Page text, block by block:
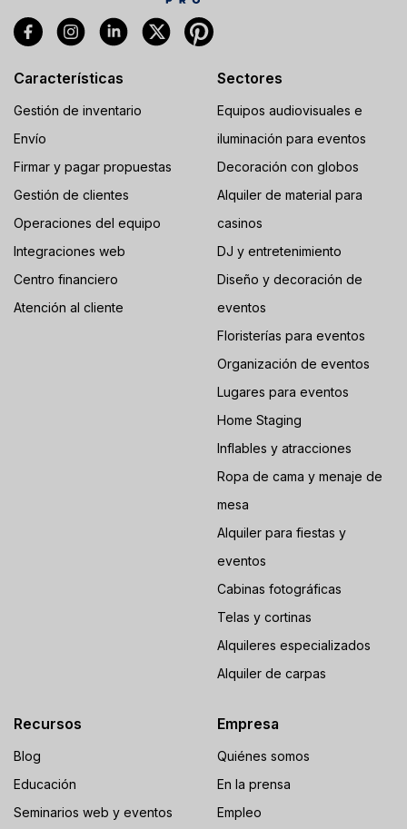
Características
Gestión de inventario
Envío
Firmar y pagar propuestas
Gestión de clientes
Operaciones del equipo
Integraciones web
Centro financiero
Atención al cliente
Sectores
Equipos audiovisuales e
iluminación para eventos
Decoración con globos
Alquiler de material para
casinos
DJ y entretenimiento
Diseño y decoración de
eventos
Floristerías para eventos
Organización de eventos
Lugares para eventos
Home Staging
Inflables y atracciones
Ropa de cama y menaje de
mesa
Alquiler para fiestas y
eventos
Cabinas fotográficas
Telas y cortinas
Alquileres especializados
Alquiler de carpas
Recursos
Blog
Educación
Seminarios web y eventos
Empresa
Quiénes somos
En la prensa
Empleo